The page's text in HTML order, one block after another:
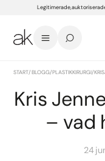
Legitimerade,
START/BLOGG/PLASTIKKIRURGI/
Kris
– vad
24